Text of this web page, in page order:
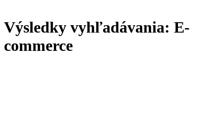
Výsledky vyhľadávania: E-
commerce